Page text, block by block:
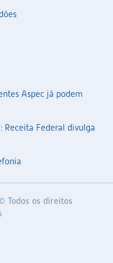
Aspec já podem
Receita Federal divulga
Todos os direitos